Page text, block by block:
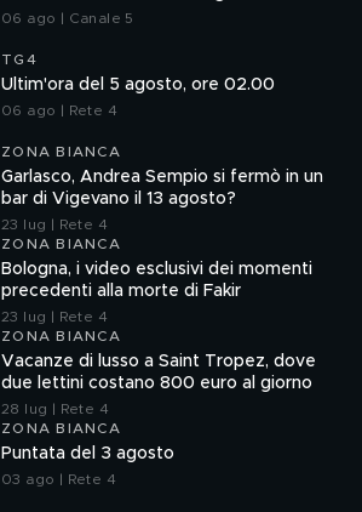
06 ago | Canale 5
TG4
Ultim'ora del 5 agosto, ore 02.00
06 ago | Rete 4
ZONA BIANCA
Garlasco, Andrea Sempio si fermò in un
bar di Vigevano il 13 agosto?
23 lug | Rete 4
ZONA BIANCA
Bologna, i video esclusivi dei momenti
precedenti alla morte di Fakir
23 lug | Rete 4
ZONA BIANCA
Vacanze di lusso a Saint Tropez, dove
due lettini costano 800 euro al giorno
28 lug | Rete 4
ZONA BIANCA
Puntata del 3 agosto
03 ago | Rete 4